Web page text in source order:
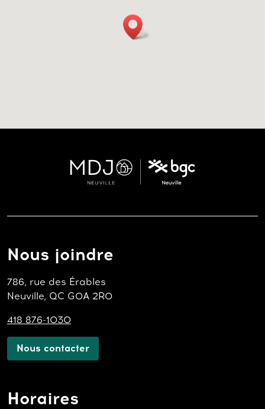
Nous joindre
786, rue des Érables
Neuville, QC G0A 2R0
418 876-1030
Nous contacter
Horaires